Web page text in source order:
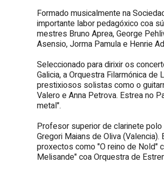
Formado musicalmente na
importante labor pedagóxico coa
mestres Bruno Aprea, George
Asensio, Jorma Pamula e Henrie
Seleccionado para dirixir os
Galicia, a Orquestra Filarmónica
prestixiosos solistas como o
Valero e Anna Petrova. Estrea no
metal".
Profesor superior de clarinete
Gregori Maians de Oliva
proxectos como "O reino de Nold"
Melisande" coa Orquestra de